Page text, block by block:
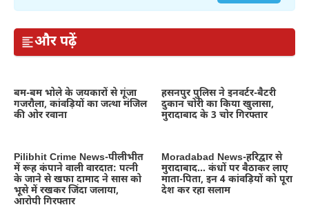
और पढ़ें
बम-बम भोले के जयकारों से गूंजा
गजरौला, कांवड़ियों का जत्था मंजिल
की ओर रवाना
हसनपुर पुलिस ने इनवर्टर-बैटरी
दुकान चोरी का किया खुलासा,
मुरादाबाद के 3 चोर गिरफ्तार
Pilibhit Crime News-पीलीभीत
में रूह कंपाने वाली वारदात: पत्नी
के जाने से खफा दामाद ने सास को
भूसे में रखकर जिंदा जलाया,
आरोपी गिरफ्तार
Moradabad News-हरिद्वार से
मुरादाबाद… कंधों पर बैठाकर लाए
माता-पिता, इन 4 कांवड़ियों को पूरा
देश कर रहा सलाम